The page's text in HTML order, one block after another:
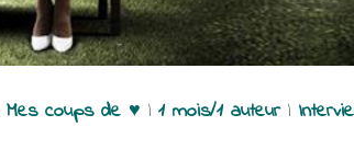
Mes coups de ♥ | 1 mois/1 auteur|